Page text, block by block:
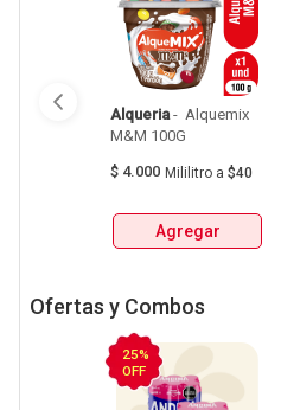
Alqueria - Alquemix
$ 4.000 Mililitro a $40
Agregar
Ofertas y Combos
25%
OFF